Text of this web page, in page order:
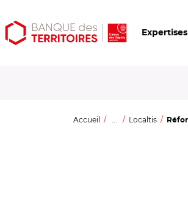
Aller
au
Aller
au
Ouvrir
les
Accueil ... Localtis